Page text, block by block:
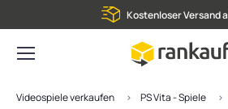
Kostenloser Versand
Videospiele verkaufen PS Vita - Spiele